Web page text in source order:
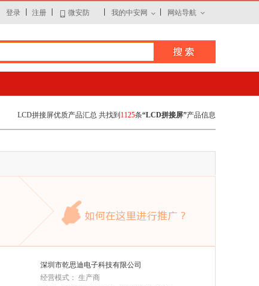
登录 注册 微安防 我的中安网 网站导航
LCD拼接屏优质产品汇总 共找到 1125条“LCD拼接屏”产品信息
深圳市乾思迪电子科技有限公司
经营模式： 生产商